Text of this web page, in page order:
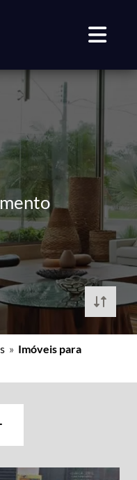
» Imóveis para